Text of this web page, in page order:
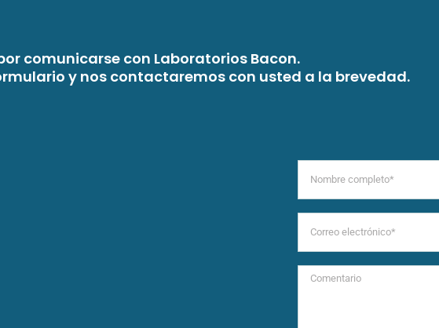
comunicarse con Laboratorios Bacon.
y nos contactaremos con usted a la brevedad.